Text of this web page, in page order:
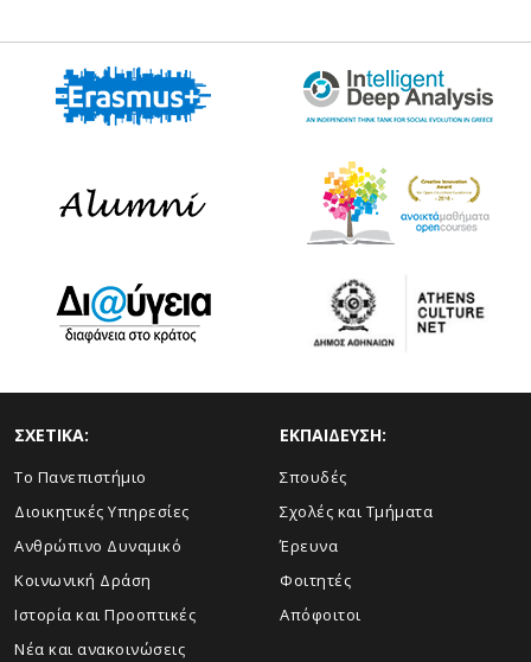
ΣΧΕΤΙΚΑ:
Το Πανεπιστήμιο
Διοικητικές Υπηρεσίες
Ανθρώπινο Δυναμικό
Κοινωνική Δράση
Ιστορία και Προοπτικές
Νέα και ανακοινώσεις
ΕΚΠΑΙΔΕΥΣΗ:
Σπουδές
Σχολές και Τμήματα
Έρευνα
Φοιτητές
Απόφοιτοι